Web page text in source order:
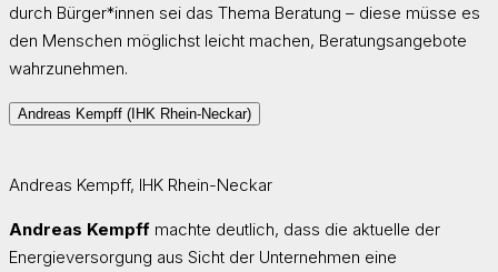
durch Bürger*innen sei das Thema Beratung – diese müsse es
den Menschen möglichst leicht machen, Beratungsangebote
wahrzunehmen.
Andreas Kempff (IHK Rhein-Neckar)
Andreas Kempff, IHK Rhein-Neckar
Andreas Kempff machte deutlich, dass die aktuelle der
Energieversorgung aus Sicht der Unternehmen eine